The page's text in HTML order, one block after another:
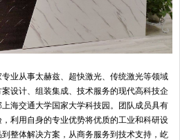
专业从事太赫兹、超快激光、传统激光等领域
设计、组装集成、技术服务的现代高科技企
海交通大学国家大学科技园。团队成员具有
利用自身的专业优势将优质的工业和科研设
整体解决方案，从商务服务到技术支持，屹